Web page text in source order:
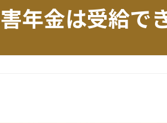
年金は受給で